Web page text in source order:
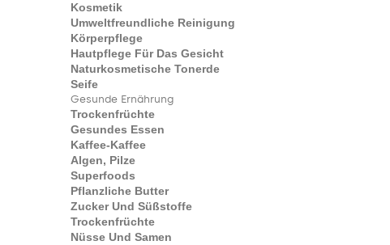
Kosmetik
Umweltfreundliche Reinigung
Körperpflege
Hautpflege Für Das Gesicht
Naturkosmetische Tonerde
Seife
Gesunde Ernährung
Trockenfrüchte
Gesundes Essen
Kaffee-Kaffee
Algen, Pilze
Superfoods
Pflanzliche Butter
Zucker Und Süßstoffe
Trockenfrüchte
Nüsse Und Samen